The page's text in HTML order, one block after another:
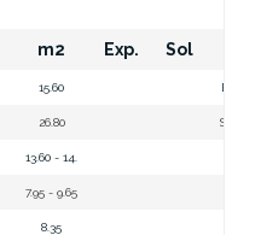
m2 Exp. Sol
15.60
26.80
13.60 - 14.
7.95 - 9.65
8.35